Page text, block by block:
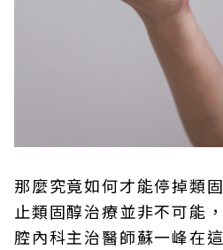
那麼究竟如何才能停掉類
止類固醇治療並非不可能
腔內科主治醫師蘇一峰在